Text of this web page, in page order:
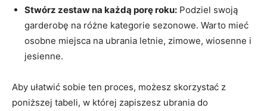
Stwórz zestaw na⁣ każdą porę roku: Podziel‍ swoją
garderobę na różne⁤ kategorie sezonowe. Warto mieć
osobne‍ miejsca na ubrania letnie, ⁢zimowe, wiosenne i
jesienne.
Aby ułatwić sobie ten⁢ proces, możesz skorzystać z
poniższej ⁤tabeli, w której zapiszesz ubrania⁤ do